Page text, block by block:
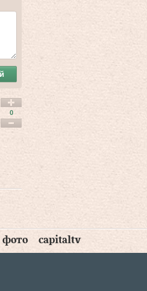
0
фото capitaltv